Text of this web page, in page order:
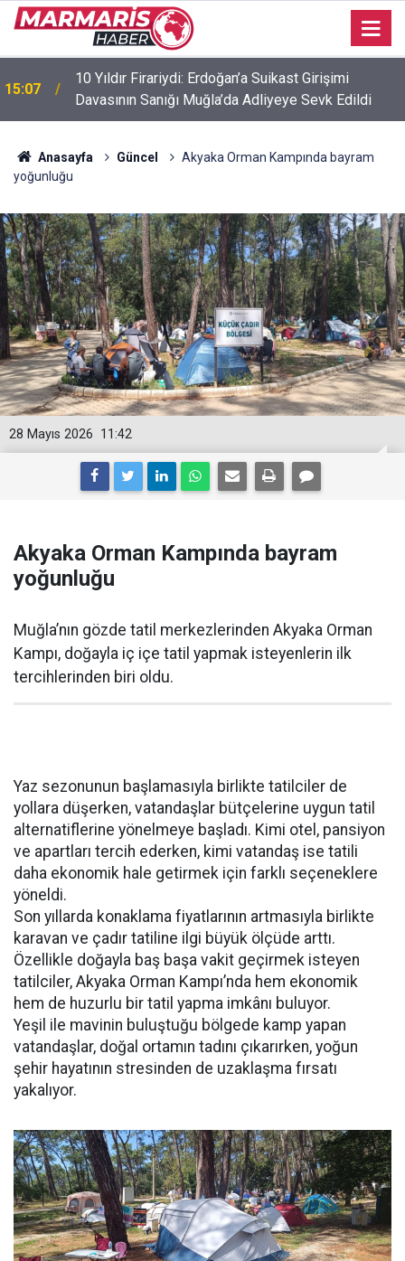
11:45
Down Sendromlu Milli Sporcu Münevver Yılmaz,
Marmaris Kaymakamı Nurullah Kaya’yı Ziyaret Etti
Anasayfa Güncel
Akyaka Orman Kampında bayram
yoğunluğu
11:42
28 Mayıs 2026
Akyaka Orman Kampında bayram
yoğunluğu
Muğla’nın gözde tatil merkezlerinden Akyaka Orman
Kampı, doğayla iç içe tatil yapmak isteyenlerin ilk
tercihlerinden biri oldu.
Yaz sezonunun başlamasıyla birlikte tatilciler de
yollara düşerken, vatandaşlar bütçelerine uygun tatil
alternatiflerine yönelmeye başladı. Kimi otel, pansiyon
ve apartları tercih ederken, kimi vatandaş ise tatili
daha ekonomik hale getirmek için farklı seçeneklere
yöneldi.
Son yıllarda konaklama fiyatlarının artmasıyla birlikte
karavan ve çadır tatiline ilgi büyük ölçüde arttı.
Özellikle doğayla baş başa vakit geçirmek isteyen
tatilciler, Akyaka Orman Kampı’nda hem ekonomik
hem de huzurlu bir tatil yapma imkânı buluyor.
Yeşil ile mavinin buluştuğu bölgede kamp yapan
vatandaşlar, doğal ortamın tadını çıkarırken, yoğun
şehir hayatının stresinden de uzaklaşma fırsatı
yakalıyor.